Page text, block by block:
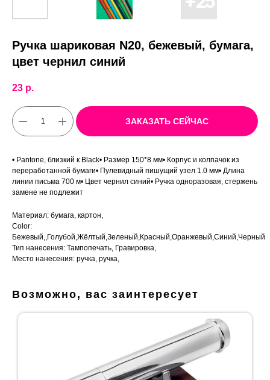
Ручка шариковая N20, бежевый, бумага,
цвет чернил синий
23 р.
ЗАКАЗАТЬ СЕЙЧАС
• Pantone, близкий к Black• Размер 150*8 мм• Корпус и колпачок из
переработанной бумаги• Пулевидный пишущий узел 1.0 мм• Длина
линии письма 700 м• Цвет чернил синий• Ручка одноразовая, стержень
замене не подлежит
Материал: бумага, картон,
Color:
Бежевый,,Голубой,Жёлтый,Зеленый,Красный,Оранжевый,Синий,Черный
Тип нанесения: Тампопечать, Гравировка,
Место нанесения: ручка, ручка,
Возможно, вас заинтересует